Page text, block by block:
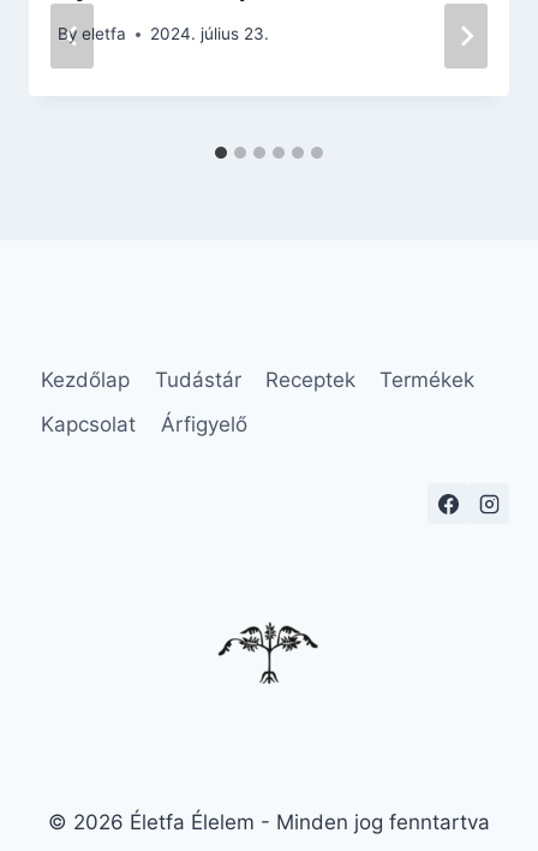
By eletfa 2024. július 23.
Kezdőlap Tudástár Receptek
Termékek
Kapcsolat
Árfigyelő
© 2026 Életfa Élelem - Minden jog fenntartva